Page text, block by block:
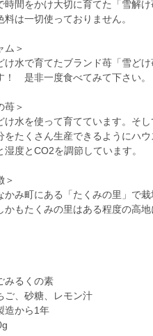
時間をかけ大切に育てた「雪解
料は一切使っておりません。
ム＞
け水で育てたブランド苺「雪ど
！ 是非一度食べてみて下さい。
苺＞
け水を使って育てています。そ
をたくさん生産できるようにハ
湿度とCO2を調節しています。
＞
かみ町にある「たくみの里」で
かもたくみの里はある程度の高
みるくの素
ご、砂糖、レモン汁
造から1年